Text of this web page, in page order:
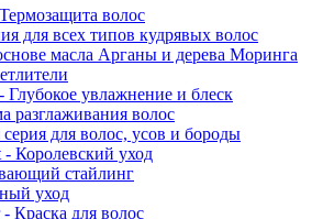
волос
для всех типов кудрявых волос
масла Арганы и дерева Моринга
увлажнение и блеск
разглаживания волос
для волос, усов и бороды
Королевский уход
стайлинг
уход
Краска для волос